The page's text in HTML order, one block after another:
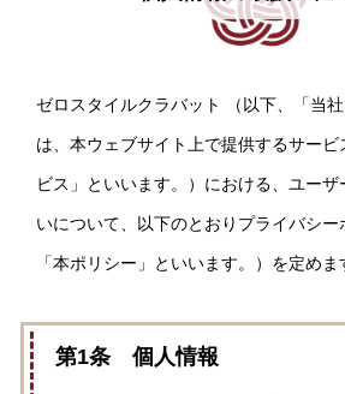
ゼロスタイルクラバット （以下、「当社
は、本ウェブサイト上で提供するサービ
ビス」といいます。）における、ユー
いについて、以下のとおりプライバシー
「本ポリシー」といいます。）を定めま
第1条 個人情報